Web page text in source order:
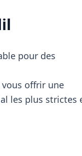
pour des
offrir une
les plus strictes